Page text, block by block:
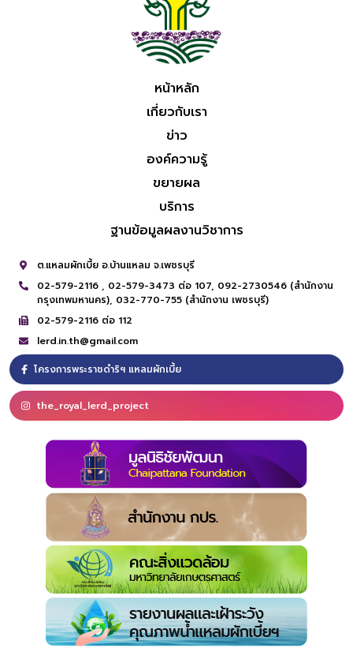
หน้าหลัก
เกี่ยวกับเรา
ข่าว
องค์ความรู้
ขยายผล
บริการ
ฐานข้อมูลผลงานวิชาการ
ต.แหลมผักเบี้ย อ.บ้านแหลม จ.เพชรบุรี
02-579-2116 , 02-579-3473 ต่อ 107, 092-2730546 (สำนักงาน
กรุงเทพมหานคร), 032-770-755 (สำนักงาน เพชรบุรี)
02-579-2116 ต่อ 112
lerd.in.th@gmail.com
โครงการพระราชดำริฯ แหลมผักเบี้ย
the_royal_lerd_project